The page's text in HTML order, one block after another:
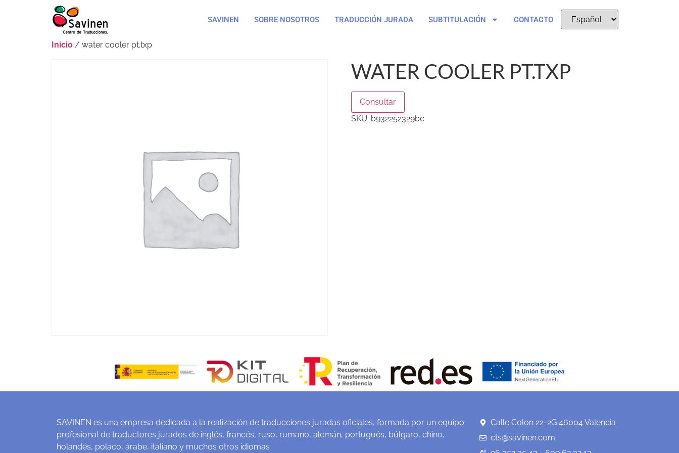
SAVINEN SOBRE NOSOTROS TRADUCCIÓN JURADA SUBTITULACIÓN CONTACTO
Inicio / water cooler pt.txp
WATER COOLER PT.TXP
Consultar
SKU: b932252329bc
SAVINEN es una empresa dedicada a la realización de traducciones juradas oficiales, formada por un equipo
profesional de traductores jurados de inglés, francés, ruso, rumano, alemán, portugués, búlgaro, chino,
holandés, polaco, árabe, italiano y muchos otros idiomas
Calle Colon 22-2G 46004 Valencia
cts@savinen.com